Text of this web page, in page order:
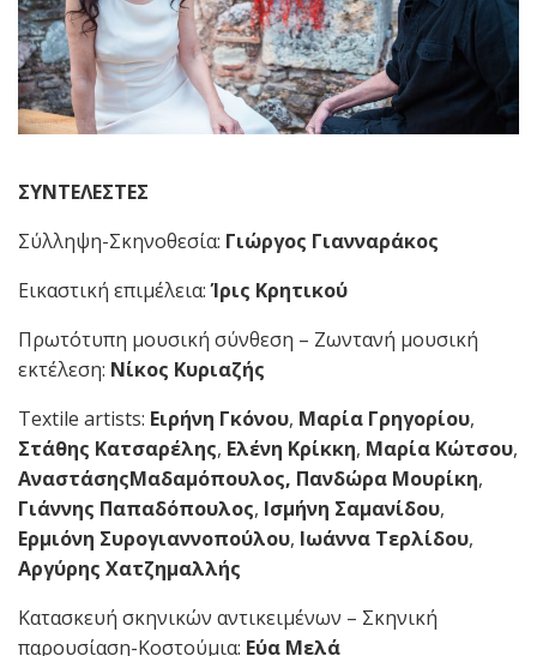
ΣΥΝΤΕΛΕΣΤΕΣ
Σύλληψη-Σκηνοθεσία: Γιώργος Γιανναράκος
Εικαστική επιμέλεια:Ίρις Κρητικού
Πρωτότυπη μουσική σύνθεση – Ζωντανή μουσική
εκτέλεση: Νίκος Κυριαζής
Textile artists: Ειρήνη Γκόνου, Μαρία Γρηγορίου,
Στάθης Κατσαρέλης, Ελένη Κρίκκη, Μαρία Κώτσου,
ΑναστάσηςΜαδαμόπουλος, Πανδώρα Μουρίκη,
Γιάννης Παπαδόπουλος, Ισμήνη Σαμανίδου,
Ερμιόνη Συρογιαννοπούλου, Ιωάννα Τερλίδου,
Αργύρης Χατζημαλλής
Κατασκευή σκηνικών αντικειμένων – Σκηνική
παρουσίαση-Κοστούμια: Εύα Μελά